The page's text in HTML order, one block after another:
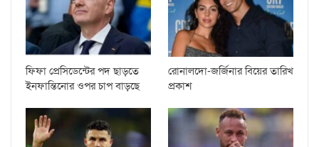
ফিফা প্রেসিডেন্টের পদ ছাড়তে
ইনফান্তিনোর ওপর চাপ বাড়ছে
রোনালদো-জর্জিনার বিয়ের তারিখ
প্রকাশ